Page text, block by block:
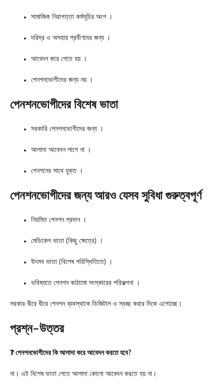
সামাজিক নিরাপত্তা কর্মসূচির অংশ ।
দরিদ্র ও অসহায় প্রবীণদের জন্য ।
আবেদন করে পেতে হয় ।
পেনশনভোগীদের জন্য নয় ।
পেনশনভোগীদের বিশেষ ভাতা
সরকারি পেনশনভোগীদের জন্য ।
আলাদা আবেদন লাগে না ।
পেনশনের সাথে যুক্ত ।
পেনশনভোগীদের জন্য আরও যেসব সুবিধা গুরুত্বপূর্ণ
নিয়মিত পেনশন প্রদান ।
মেডিকেল ভাতা (কিছু ক্ষেত্রে) ।
উৎসব ভাতা (বিশেষ পরিস্থিতিতে) ।
ভবিষ্যতে পেনশন কাঠামো সংস্কারের পরিকল্পনা ।
সরকার ধীরে ধীরে পেনশন ব্যবস্থাকে ডিজিটাল ও স্বচ্ছ করার দিকে এগোচ্ছে।
প্রশ্ন–উত্তর
❓ পেনশনভোগীদের কি আলাদা করে আবেদন করতে হবে?
না। এই বিশেষ ভাতা পেতে আলাদা কোনো আবেদন করতে হয় না।